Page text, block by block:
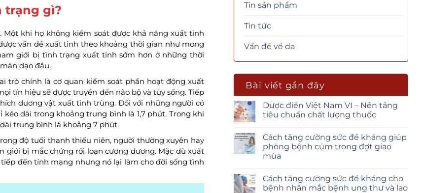
trạng gì?
khi họ không kiểm soát được khả năng xuất tinh
vấn đề xuất tinh theo khoảng thời gian như mong
giới bị tình trạng xuất tinh sớm hơn ở những thời
dạo đầu.
trò chính là cơ quan kiểm soát phần hoạt động xuất
tín hiệu sẽ được truyền đến não bộ và tủy sống. Tiếp
dương vật xuất tinh trùng. Đối với những người có
dài trong khoảng trung bình là 1,7 phút. Trong khi
trung bình là khoảng 7 phút.
độ tuổi thanh thiếu niên, người thường xuyên hay
giới bị mắc chứng rối loạn cương dương. Mặc dù xuất
đến tính mạng nhưng nó lại làm cho đời sống tình
Tin sản phẩm
Tin tức
Vấn đề về da
Bài viết gần đây
Dược điển Việt Nam VI – Nền tảng
tiêu chuẩn chất lượng thuốc
Cách tăng cường sức đề kháng giúp
phòng bệnh cúm trong đợt giao
mùa
Cách tăng cường sức đề kháng cho
bệnh nhân mắc bệnh ung thư và lao